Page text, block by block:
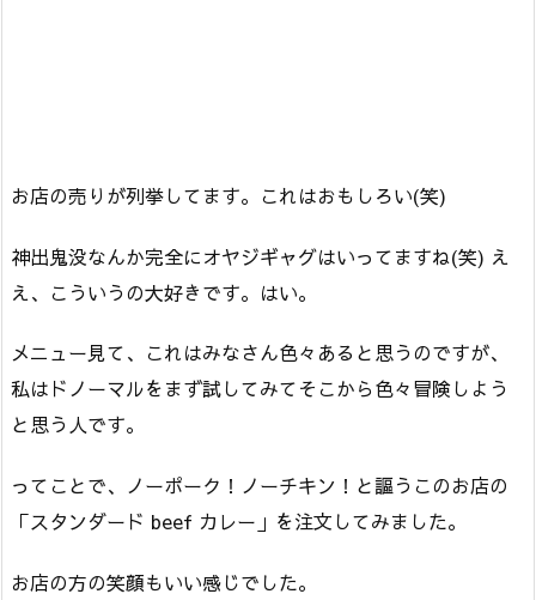
お店の売りが列挙してます。これはおもしろい(笑)
神出鬼没なんか完全にオヤジギャグはいってますね(笑) え
え、こういうの大好きです。はい。
メニュー見て、これはみなさん色々あると思うのですが、
私はドノーマルをまず試してみてそこから色々冒険しよう
と思う人です。
ってことで、ノーポーク！ノーチキン！と謳うこのお店の
「スタンダード beef カレー」を注文してみました。
お店の方の笑顔もいい感じでした。